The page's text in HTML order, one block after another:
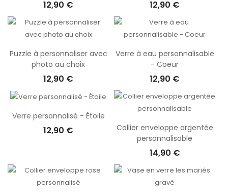
12,90 € 12,90 €
Puzzle à personnaliser avec
photo au choix
12,90 €
Verre à eau personnalisable
- Coeur
12,90 €
Verre personnalisé - Étoile
12,90 €
Collier enveloppe argentée
personnalisable
14,90 €